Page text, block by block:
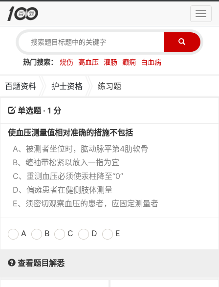
导
航
热门搜索： 烧伤 高血压 灌肠 癫痫 白血病
百题资料 护士资格 练习题
单选题 · 1 分
使血压测量值相对准确的措施不包括
A、被测者坐位时，肱动脉平第4肋软骨
B、缠袖带松紧以放入一指为宜
C、重测血压必须使汞柱降至“0”
D、偏瘫患者在健侧肢体测量
E、须密切观察血压的患者，应固定测量者
A B C D E
查看题目解悉